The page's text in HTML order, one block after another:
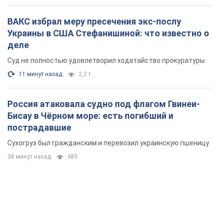
ВАКС избрал меру пресечения экс-послу
Украины в США Стефанишиной: что известно о
деле
Суд не полностью удовлетворил ходатайство прокуратуры
11 минут назад 2,2 т.
Россия атаковала судно под флагом Гвинеи-
Бисау в Чёрном море: есть погибший и
пострадавшие
Сухогруз был гражданским и перевозил украинскую пшеницу
38 минут назад 489